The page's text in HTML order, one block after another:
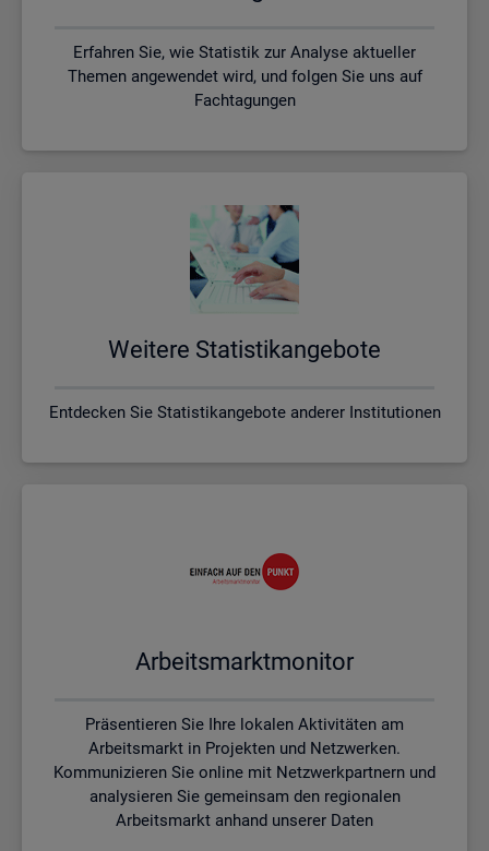
Erfahren Sie, wie Statistik zur Analyse aktueller
Themen angewendet wird, und folgen Sie uns auf
Fachtagungen
Wei­te­re Sta­tis­tik­an­ge­bo­te
Entdecken Sie Statistikangebote anderer Institutionen
Ar­beits­markt­mo­ni­tor
Präsentieren Sie Ihre lokalen Aktivitäten am
Arbeitsmarkt in Projekten und Netzwerken.
Kommunizieren Sie online mit Netzwerkpartnern und
analysieren Sie gemeinsam den regionalen
Arbeitsmarkt anhand unserer Daten